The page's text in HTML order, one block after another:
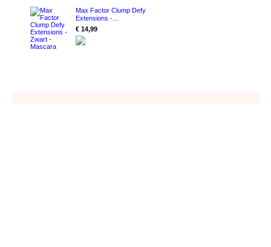
Max Factor Clump Defy
Extensions -...
€ 14,99